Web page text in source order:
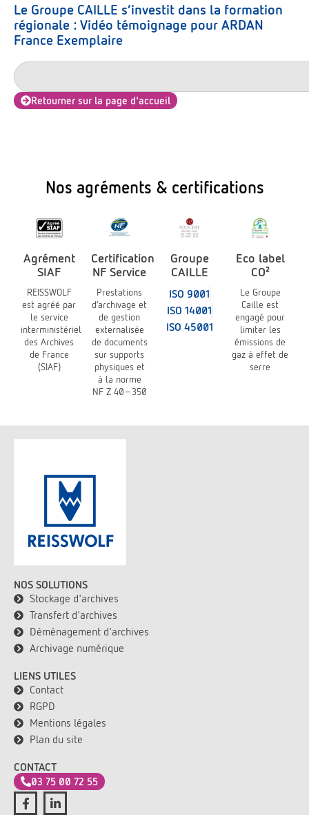
Le Groupe CAILLE s’investit dans la formation
régionale : Vidéo témoignage pour ARDAN
France Exemplaire
Retourner sur la page d'accueil
Nos agréments & certifications
Agrément
SIAF
REISSWOLF
est agréé par
le service
interministériel
des Archives
de France
(SIAF)
Certification
NF Service
Prestations
d’archivage et
de gestion
externalisée
de documents
sur supports
physiques et
à la norme
NF Z 40-350
Groupe
CAILLE
ISO 9001
ISO 14001
ISO 45001
Eco label
CO²
Le Groupe
Caille est
engagé pour
limiter les
émissions de
gaz à effet de
serre
NOS SOLUTIONS
Stockage d'archives
Transfert d'archives
Déménagement d'archives
Archivage numérique
LIENS UTILES
Contact
RGPD
Mentions légales
Plan du site
CONTACT
03 75 00 72 55